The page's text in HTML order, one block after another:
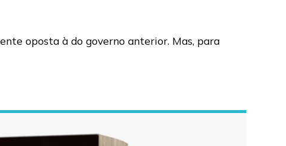
oposta à do governo anterior. Mas, para